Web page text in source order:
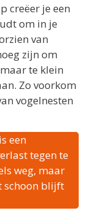
creëer je een
om in je
van
zijn om
te klein
Zo voorkom
vogelnesten
een
tegen te
weg, maar
schoon blijft